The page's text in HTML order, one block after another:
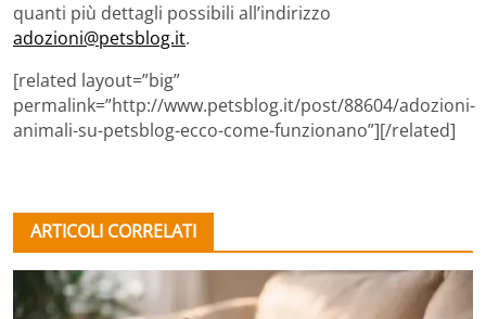
quanti più dettagli possibili all’indirizzo
adozioni@petsblog.it.
[related layout=”big”
permalink=”http://www.petsblog.it/post/88604/adozioni-
animali-su-petsblog-ecco-come-funzionano”][/related]
ARTICOLI CORRELATI